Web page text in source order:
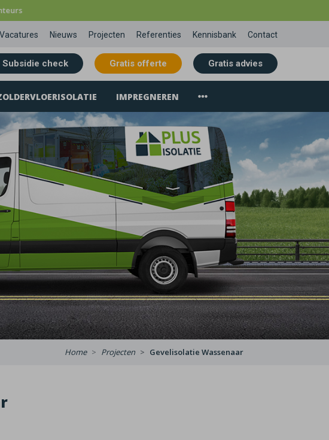
Vacatures Nieuws Projecten Referenties Kennisbank Contact
Subsidie check Gratis offerte Gratis advies
IMPREGNEREN
Home Projecten Gevelisolatie Wassenaar